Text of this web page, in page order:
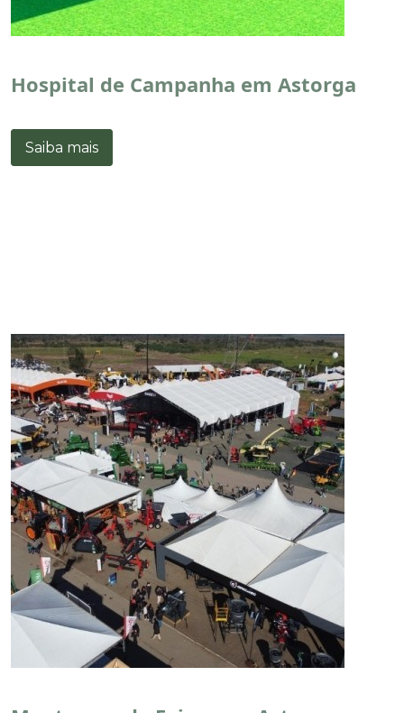
Hospital de Campanha em Astorga
Saiba mais